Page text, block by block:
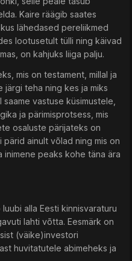
Kaire räägib saates
lähedased pereliikmed
lootusetult tülli ning käivad
on kahjuks liiga palju.
mis on testament, millal ja
järgi teha ning kes ja miks
vastuse küsimustele,
ja pärimisprotsess, mis
osaluste pärijateks on
ainult võlad ning mis on
inimene peaks kohe täna ära
alla Eesti kinnisvaraturu
lahti võtta. Eesmärk on
(väike)investori
huvitatutele abimeheks ja